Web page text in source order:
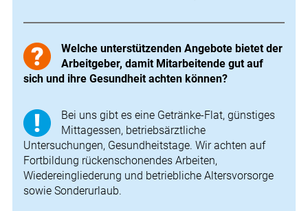
Welche unterstützenden Angebote bietet der
Arbeitgeber, damit Mitarbeitende gut auf
sich und ihre Gesundheit achten können?
Bei uns gibt es eine Getränke-Flat, günstiges
Mittagessen, betriebsärztliche
Untersuchungen, Gesundheitstage. Wir achten auf
Fortbildung rückenschonendes Arbeiten,
Wiedereingliederung und betriebliche Altersvorsorge
sowie Sonderurlaub.